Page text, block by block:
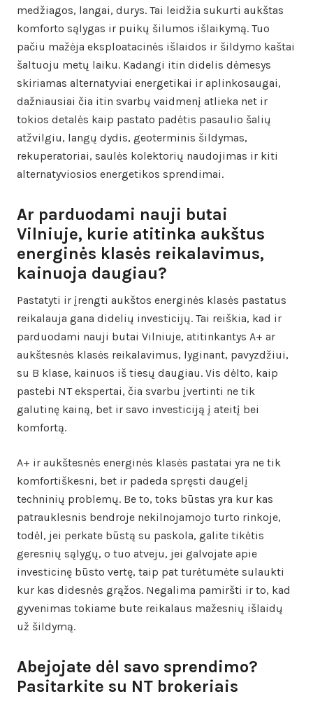
medžiagos, langai, durys. Tai leidžia sukurti aukštas
komforto sąlygas ir puikų šilumos išlaikymą. Tuo
pačiu mažėja eksploatacinės išlaidos ir šildymo kaštai
šaltuoju metų laiku. Kadangi itin didelis dėmesys
skiriamas alternatyviai energetikai ir aplinkosaugai,
dažniausiai čia itin svarbų vaidmenį atlieka net ir
tokios detalės kaip pastato padėtis pasaulio šalių
atžvilgiu, langų dydis, geoterminis šildymas,
rekuperatoriai, saulės kolektorių naudojimas ir kiti
alternatyviosios energetikos sprendimai.
Ar parduodami nauji butai
Vilniuje, kurie atitinka aukštus
energinės klasės reikalavimus,
kainuoja daugiau?
Pastatyti ir įrengti aukštos energinės klasės pastatus
reikalauja gana didelių investicijų. Tai reiškia, kad ir
parduodami nauji butai Vilniuje, atitinkantys A+ ar
aukštesnės klasės reikalavimus, lyginant, pavyzdžiui,
su B klase, kainuos iš tiesų daugiau. Vis dėlto, kaip
pastebi NT ekspertai, čia svarbu įvertinti ne tik
galutinę kainą, bet ir savo investiciją į ateitį bei
komfortą.
A+ ir aukštesnės energinės klasės pastatai yra ne tik
komfortiškesni, bet ir padeda spręsti daugelį
techninių problemų. Be to, toks būstas yra kur kas
patrauklesnis bendroje nekilnojamojo turto rinkoje,
todėl, jei perkate būstą su paskola, galite tikėtis
geresnių sąlygų, o tuo atveju, jei galvojate apie
investicinę būsto vertę, taip pat turėtumėte sulaukti
kur kas didesnės grąžos. Negalima pamiršti ir to, kad
gyvenimas tokiame bute reikalaus mažesnių išlaidų
už šildymą.
Abejojate dėl savo sprendimo?
Pasitarkite su NT brokeriais